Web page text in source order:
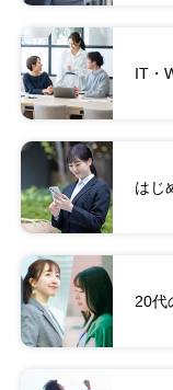
IT・
はじ
20代